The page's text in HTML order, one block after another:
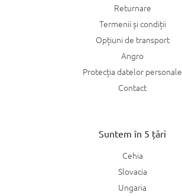
Returnare
Termenii și condiții
Opțiuni de transport
Angro
Protecția datelor personale
Contact
Suntem în 5 țări
Cehia
Slovacia
Ungaria